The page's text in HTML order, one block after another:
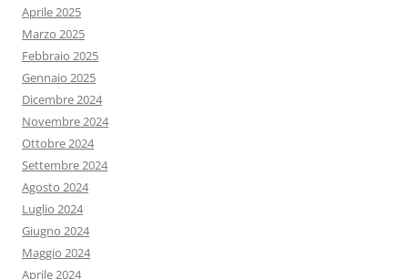
Aprile 2025
Marzo 2025
Febbraio 2025
Gennaio 2025
Dicembre 2024
Novembre 2024
Ottobre 2024
Settembre 2024
Agosto 2024
Luglio 2024
Giugno 2024
Maggio 2024
Aprile 2024